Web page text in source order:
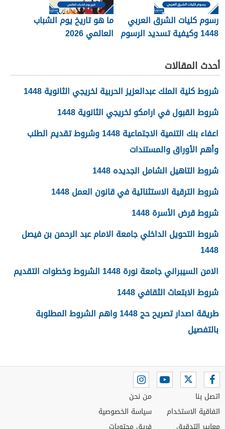
رسوم كليات الشرق العربي
1448 وكيفية تسديد الرسوم
ما هو تاريخ يوم الشباب
العالمي 2026
أحدث المقالات
شروط كلية الملك عبدالعزيز الحربية لخريجي الثانوية 1448
شروط القبول في ارامكو لخريجي الثانوية 1448
اعفاء بنك التنمية الاجتماعية 1448 وشروط تقديم الطلب
وأهم الأوراق والمستندات
شروط التاهيل الشامل الجديده 1448
شروط الترقية الاستثنائية في قانون العمل 1448
شروط قرض الأسرة 1448
شروط التحويل الداخلي جامعة الامام عبد الرحمن بن فيصل
1448
الامن السيبراني جامعة نورة 1448 الشروط وخطوات التقديم
شروط الابتعاث الثقافي 1448
طريقة اصدار تصريح حج 1448 واهم الشروط المطلوبة
بالتفصيل
اتصل بنا
اتفاقية الاستخدام
من نحن
سياسة الخصوصية